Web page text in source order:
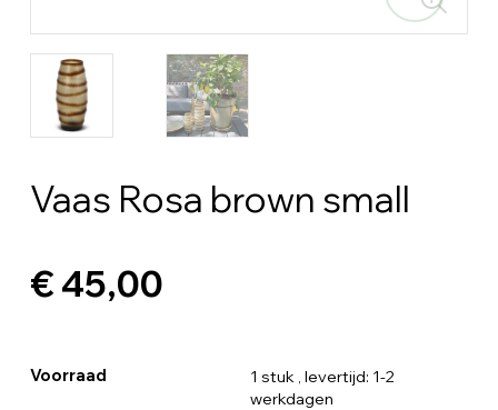
Vaas Rosa brown small
€ 45,00
Voorraad 1 stuk , levertijd: 1-2
werkdagen